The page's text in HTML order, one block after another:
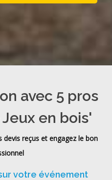
avec 5 pros
en bois'
reçus et engagez le bon
votre événement